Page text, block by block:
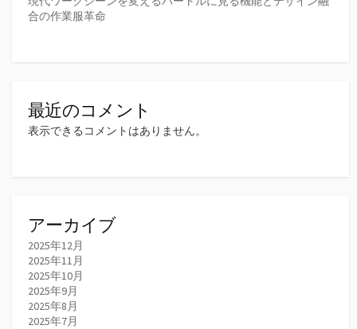
合の作業服革命
最近のコメント
表示できるコメントはありません。
アーカイブ
2025年12月
2025年11月
2025年10月
2025年9月
2025年8月
2025年7月